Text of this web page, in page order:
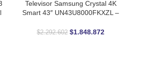
LEER MÁS
Televisor Samsung Crystal 4K
Smart 43″ UN43U8000FKXZL –
$2.292.602 $1.848.872